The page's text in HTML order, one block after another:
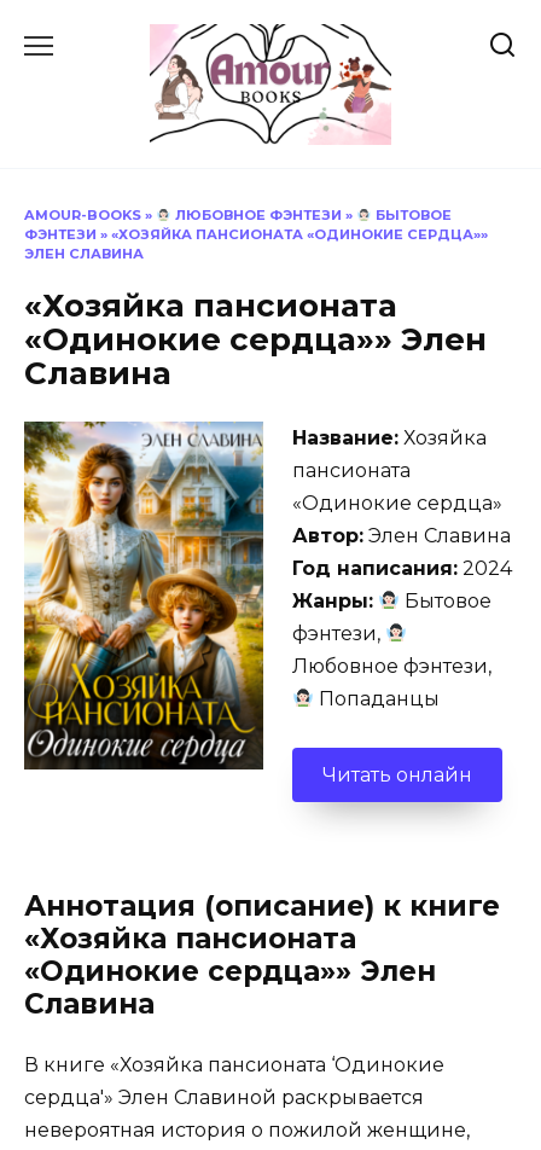
AMOUR-BOOKS » ЛЮБОВНОЕ ФЭНТЕЗИ »
БЫТОВОЕ
ФЭНТЕЗИ » «ХОЗЯЙКА ПАНСИОНАТА «ОДИНОКИЕ СЕРДЦА»»
ЭЛЕН СЛАВИНА
«Хозяйка пансионата
«Одинокие сердца»» Элен
Славина
Название: Хозяйка
пансионата
«Одинокие сердца»
Автор: Элен Славина
Год написания: 2024
Жанры:
Бытовое
фэнтези,
Любовное фэнтези,
Попаданцы
Читать онлайн
Аннотация (описание) к книге
«Хозяйка пансионата
«Одинокие сердца»» Элен
Славина
В книге «Хозяйка пансионата ‘Одинокие
сердца'» Элен Славиной раскрывается
невероятная история о пожилой женщине,